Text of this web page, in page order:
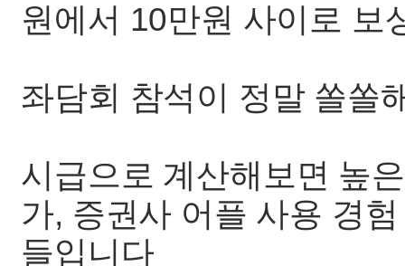
원에서 10만원 사이로 보
좌담회 참석이 정말 쏠쏠
시급으로 계산해보면 높
가, 증권사 어플 사용 경
들입니다